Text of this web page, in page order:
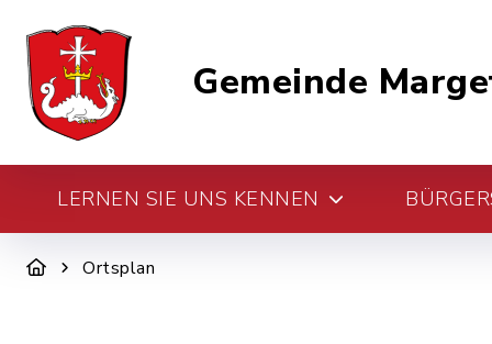
Gemeinde
LERNEN SIE UNS KENNEN
Ortsplan